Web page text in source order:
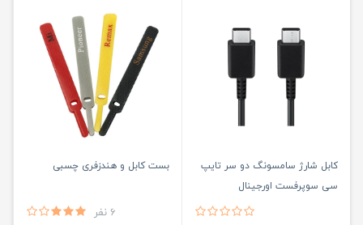
کابل شارژ سامسونگ دو سر تایپ
سی سوپرفست اورجینال
بست کابل و هندزفری چسبی
6 نفر